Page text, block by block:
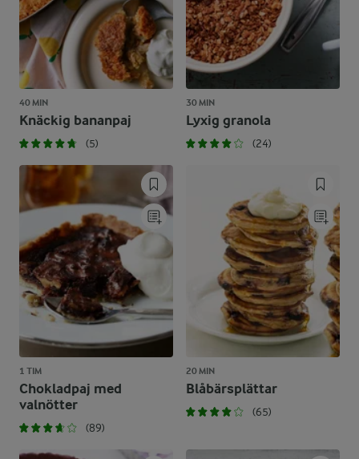
40 MIN
Knäckig bananpaj
(5)
30 MIN
Lyxig granola
(24)
1 TIM
Chokladpaj med
valnötter
(89)
20 MIN
Blåbärsplättar
(65)